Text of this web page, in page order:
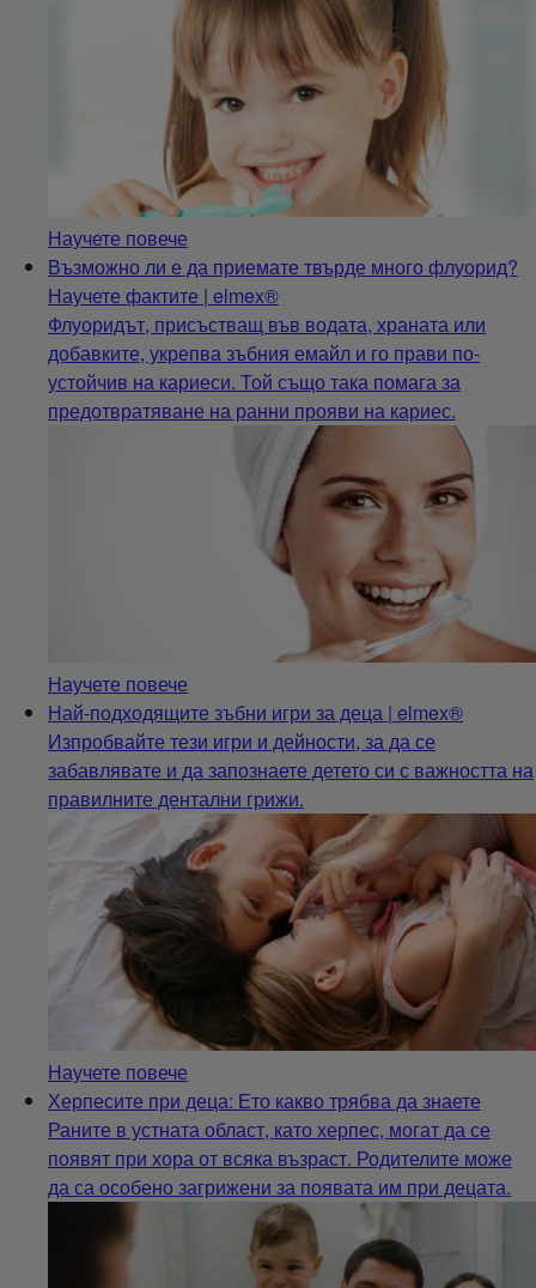
Научете повече
Възможно ли е да приемате твърде много флуорид?
Научете фактите | elmex®
Флуоридът, присъстващ във водата, храната или
добавките, укрепва зъбния емайл и го прави по-
устойчив на кариеси. Той също така помага за
предотвратяване на ранни прояви на кариес.
Научете повече
Най-подходящите зъбни игри за деца | elmex®
Изпробвайте тези игри и дейности, за да се
забавлявате и да запознаете детето си с важността на
правилните дентални грижи.
Научете повече
Херпесите при деца: Ето какво трябва да знаете
Раните в устната област, като херпес, могат да се
появят при хора от всяка възраст. Родителите може
да са особено загрижени за появата им при децата.